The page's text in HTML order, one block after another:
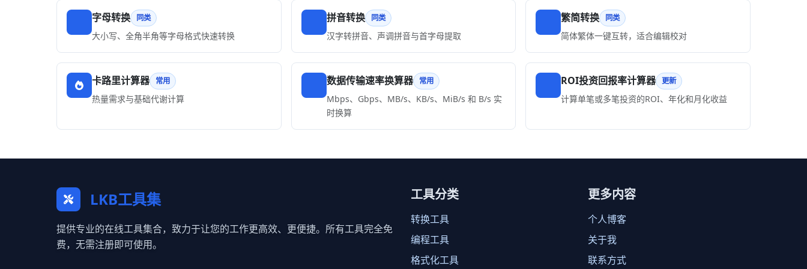
字母转换 同类
大小写、全角半角等字母格式快速转换
拼音转换 同类
汉字转拼音、声调拼音与首字母提取
繁简转换 同类
简体繁体一键互转，适合编辑校对
卡路里计算器 常用
热量需求与基础代谢计算
数据传输速率换算器 常用
Mbps、Gbps、MB/s、KB/s、MiB/s 和 B/s 实
时换算
ROI投资回报率计算器 更新
计算单笔或多笔投资的ROI、年化和月化收益
LKB工具集
提供专业的在线工具集合，致力于让您的工作更高效、更便捷。所有工具完全免
费，无需注册即可使用。
工具分类
转换工具
编程工具
格式化工具
更多内容
个人博客
关于我
联系方式